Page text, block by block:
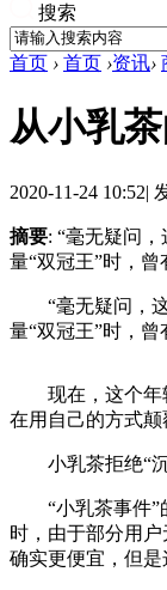
搜索
首页 › 首页 ›资讯›
从小乳
2020-11-24 10:52|
摘要: “毫无疑问
量“双冠王”时，
“毫无疑问，这
量“双冠王”时，曾
现在，这个年轻
在用自己的方式颠
小乳茶拒绝“
“小乳茶事件”的
时，由于部分用
确实更便宜，但是